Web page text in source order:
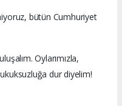
bütün Cumhuriyet
Oylarımızla,
dur diyelim!